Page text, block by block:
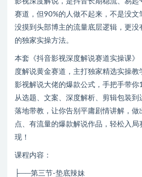
赛道，但90%的人做不起来，不是没文
没摸到头部博主的流量底层逻辑，更没
的独家实操方法。
本套《抖音影视深度解说赛道实操课》
度解说黄金赛道，主打独家精选实操教
影视解说大佬的爆款公式，手把手带你
从选题、文案、深度解析、剪辑包装到
落地带教，让你告别平庸剧情讲解，做
点、有流量的爆款解说作品，轻松入局
现！
课程内容：
├──第三节-垫底辣妹